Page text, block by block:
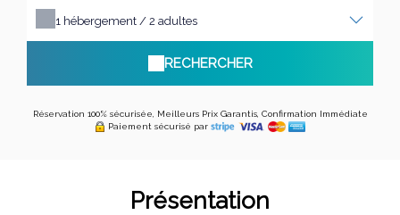
1 hébergement / 2 adultes
RECHERCHER
Réservation 100% sécurisée, Meilleurs Prix Garantis, Confirmation Immédiate
Paiement sécurisé par
Présentation